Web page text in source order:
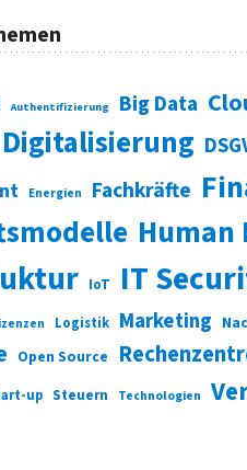
Authentifizierung Big Data
Digitalisierung
Energien Fachkräfte
Human
IoT IT
Logistik Marketing
Open Source
up Steuern Technologien